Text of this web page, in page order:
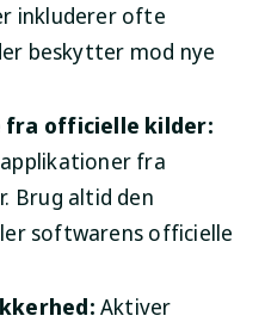
inkluderer ofte
beskytter mod nye
fra officielle kilder:
fra
Brug altid den
softwarens officielle
Aktiver